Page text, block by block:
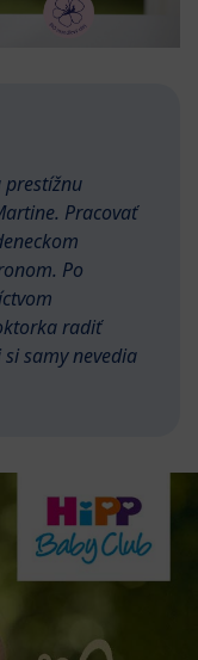
prestížnu
Pracovať
Po
radiť
samy nevedia